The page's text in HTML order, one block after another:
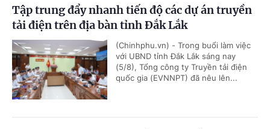
Tập trung đẩy nhanh tiến độ các dự án truyền
tải điện trên địa bàn tỉnh Đắk Lắk
(Chinhphu.vn) - Trong buổi làm việc
với UBND tỉnh Đắk Lắk sáng nay
(5/8), Tổng công ty Truyền tải điện
quốc gia (EVNNPT) đã nêu lên...